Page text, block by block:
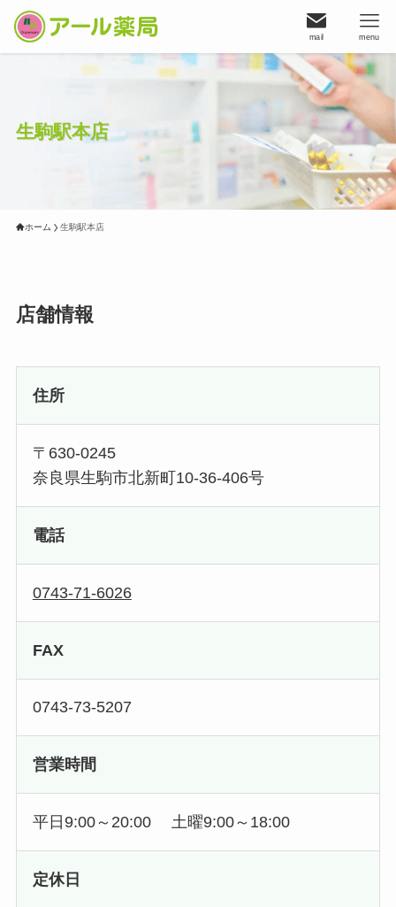
mail menu
生駒駅本店
ホーム 生駒駅本店
店舗情報
住所
〒630-0245
奈良県生駒市北新町10-36-406号
電話
0743-71-6026
FAX
0743-73-5207
営業時間
平日9:00～20:00 土曜9:00～18:00
定休日